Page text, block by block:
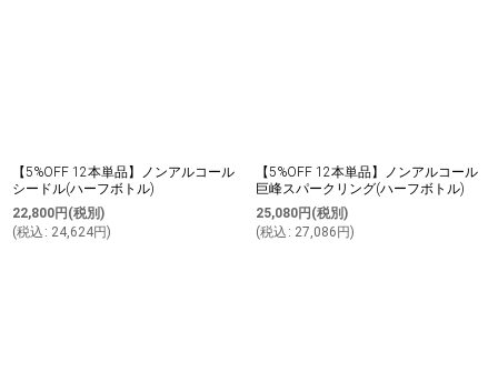
【5%OFF 12本単品】ノンアルコール
シードル(ハーフボトル)
22,800円 (税別)
(税込 : 24,624円)
【5%OFF 12本単品】ノンアルコール
巨峰スパークリング(ハーフボトル)
25,080円 (税別)
(税込 : 27,086 円)